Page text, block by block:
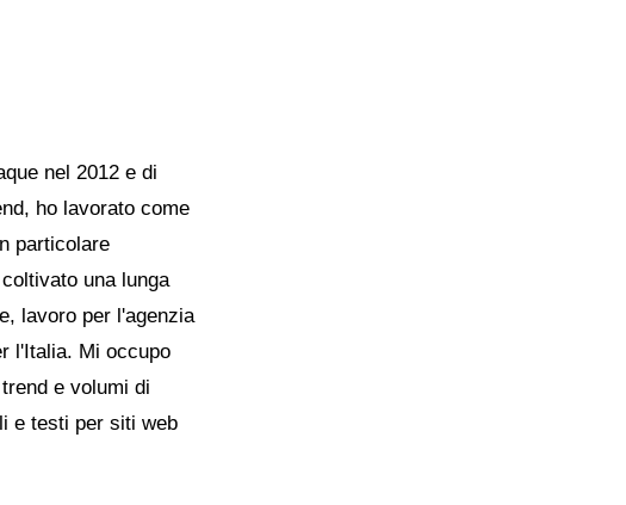
nel 2012 e di
ho lavorato come
particolare
una lunga
lavoro per l'agenzia
l'Italia. Mi occupo
e volumi di
e testi per siti web